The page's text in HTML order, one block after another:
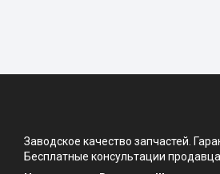
Заводское качество запчастей.
Бесплатные консультации